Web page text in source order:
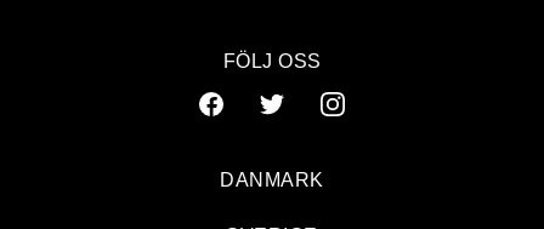
FÖLJ OSS
DANMARK